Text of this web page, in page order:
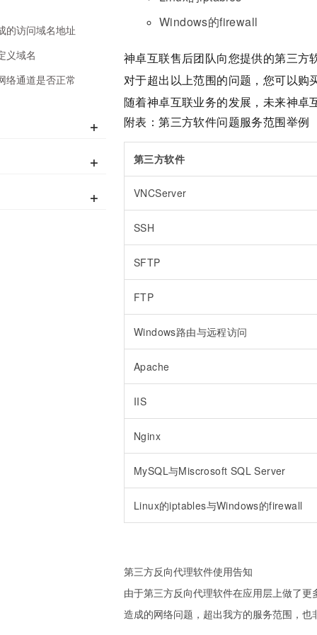
的访问域名地址
义域名
络通道是否正常
+
+
+
Windows的firewall
神卓互联售后团队向您提供的第三方
对于超出以上范围的问题，您可以购
随着神卓互联业务的发展，未来神卓
附表：第三方软件问题服务范围举例
第三方软件
VNCServer
SSH
SFTP
FTP
Windows路由与远程访问
Apache
IIS
Nginx
MySQL与Miscrosoft SQL Server
Linux的iptables与Windows的firewall
第三方反向代理软件使用告知
由于第三方反向代理软件在应用层上做了
造成的网络问题，超出我方的服务范围，